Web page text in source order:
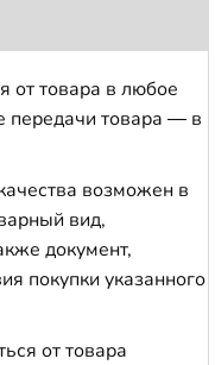
от товара в любое
передачи товара — в
возможен в
вид,
документ,
покупки указанного
от товара